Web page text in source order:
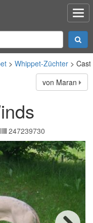
Whippet-Züchter
von Maran
247239730